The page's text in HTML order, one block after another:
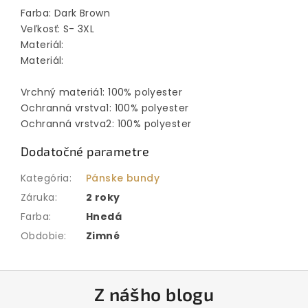
Farba: Dark Brown
Veľkosť: S- 3XL
Materiál:
Materiál:
Vrchný materiá1: 100% polyester
Ochranná vrstva1: 100% polyester
Ochranná vrstva2: 100% polyester
Dodatočné parametre
Kategória:
Pánske bundy
Záruka:
2 roky
Farba:
Hnedá
Obdobie: Zimné
Z nášho blogu